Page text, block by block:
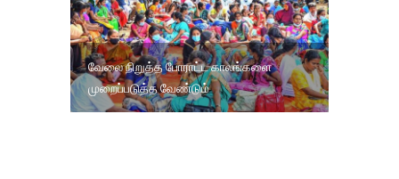
வேலை நிறுத்த போராட்ட காலங்களை
முறைப்படுத்த வேண்டும்